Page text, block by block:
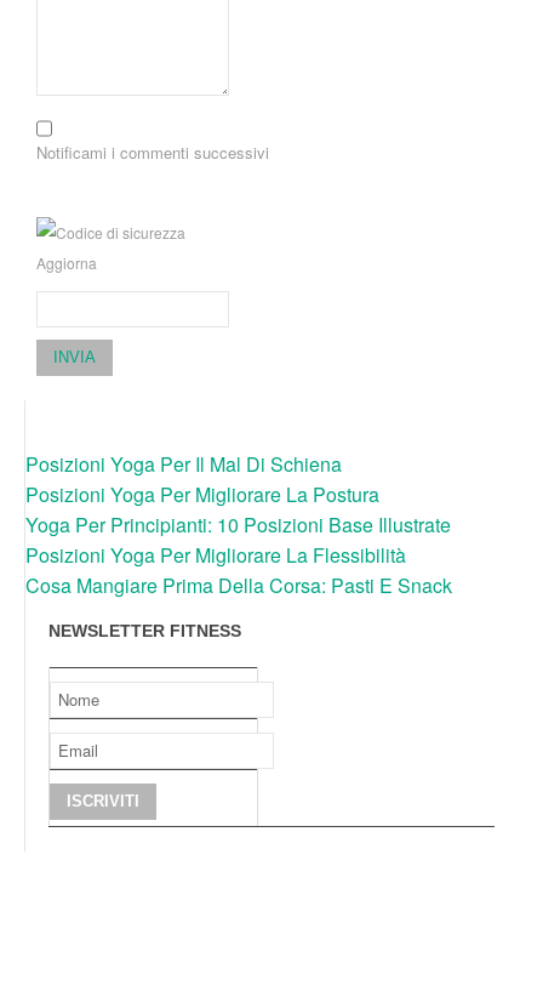
Notificami i commenti successivi
Aggiorna
INVIA
Posizioni Yoga Per Il Mal Di Schiena
Posizioni Yoga Per Migliorare La Postura
Yoga Per Principianti: 10 Posizioni Base Illustrate
Posizioni Yoga Per Migliorare La Flessibilità
Cosa Mangiare Prima Della Corsa: Pasti E Snack
NEWSLETTER FITNESS